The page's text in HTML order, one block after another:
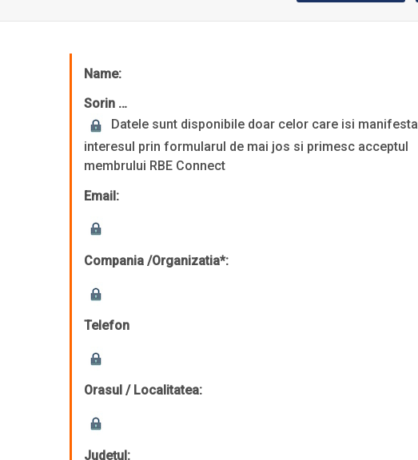
Name:
Sorin …
Datele sunt disponibile doar celor care isi manifesta
interesul prin formularul de mai jos si primesc acceptul
membrului RBE Connect
Email:
Compania /Organizatia*:
Telefon
Orasul / Localitatea:
Județul: